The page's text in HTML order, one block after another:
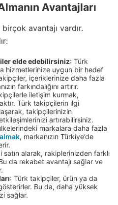
Avantajları
avantajı vardır.
elde edebilirsiniz: Türk
hizmetlerinize uygun bir hedef
içeriklerinize daha fazla
farkındalığını artırır.
iletişim kurmak,
Türk takipçilerin ilgi
takipçilerinizin
artırabilirsiniz.
markalara daha fazla
, markanızın Türkiye’de
satın alarak, rakiplerinizden farklı
da rekabet avantajı sağlar ve
: Türk takipçiler, ürün ya da
Bu da, daha yüksek
sağlar.